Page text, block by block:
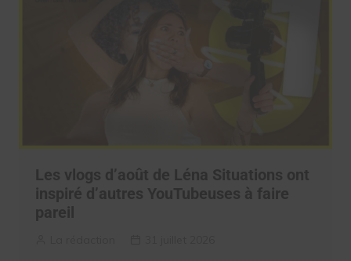
Les vlogs d’août de Léna Situations ont
inspiré d’autres YouTubeuses à faire
pareil